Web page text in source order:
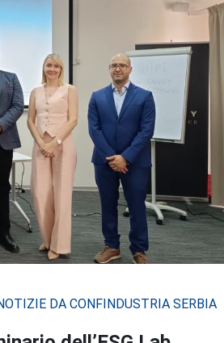
DA CONFINDUSTRIA SERBIA